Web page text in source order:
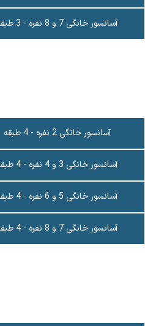
آسانسور خانگی 7 و 8 نفره - 3 طبقه
آسانسور خانگی 2 نفره - 4 طبقه
آسانسور خانگی 3 و 4 نفره - 4 طبقه
آسانسور خانگی 5 و 6 نفره - 4 طبقه
آسانسور خانگی 7 و 8 نفره - 4 طبقه